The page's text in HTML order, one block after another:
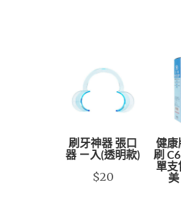
刷牙神器 張口
器 ㄧ入(透明款)
$20
健康
刷
單支